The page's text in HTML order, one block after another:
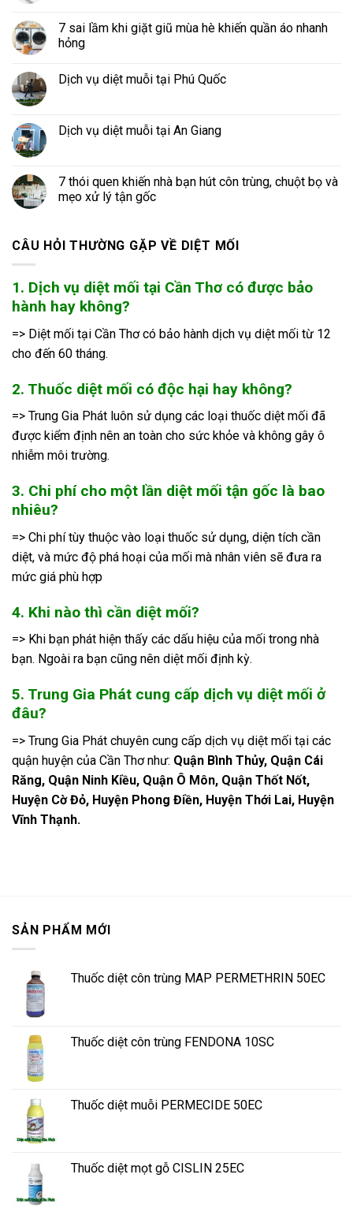
7 sai lầm khi giặt giũ mùa hè khiến quần áo nhanh
hỏng
Dịch vụ diệt muỗi tại Phú Quốc
Dịch vụ diệt muỗi tại An Giang
7 thói quen khiến nhà bạn hút côn trùng, chuột bọ và
mẹo xử lý tận gốc
CÂU HỎI THƯỜNG GẶP VỀ DIỆT MỐI
1. Dịch vụ diệt mối tại Cần Thơ có được bảo
hành hay không?
=> Diệt mối tại Cần Thơ có bảo hành dịch vụ diệt mối từ 12
cho đến 60 tháng.
2. Thuốc diệt mối có độc hại hay không?
=> Trung Gia Phát luôn sử dụng các loại thuốc diệt mối đã
được kiểm định nên an toàn cho sức khỏe và không gây ô
nhiễm môi trường.
3. Chi phí cho một lần diệt mối tận gốc là bao
nhiêu?
=> Chi phí tùy thuộc vào loại thuốc sử dụng, diện tích cần
diệt, và mức độ phá hoại của mối mà nhân viên sẽ đưa ra
mức giá phù hợp
4. Khi nào thì cần diệt mối?
=> Khi bạn phát hiện thấy các dấu hiệu của mối trong nhà
bạn. Ngoài ra bạn cũng nên diệt mối định kỳ.
5. Trung Gia Phát cung cấp dịch vụ diệt mối ở
đâu?
=> Trung Gia Phát chuyên cung cấp dịch vụ diệt mối tại các
quận huyện của Cần Thơ như: Quận Bình Thủy, Quận Cái
Răng, Quận Ninh Kiều, Quận Ô Môn, Quận Thốt Nốt,
Huyện Cờ Đỏ, Huyện Phong Điền, Huyện Thới Lai, Huyện
Vĩnh Thạnh.
SẢN PHẨM MỚI
Thuốc diệt côn trùng MAP PERMETHRIN 50EC
Thuốc diệt côn trùng FENDONA 10SC
Thuốc diệt muỗi PERMECIDE 50EC
Thuốc diệt mọt gỗ CISLIN 25EC